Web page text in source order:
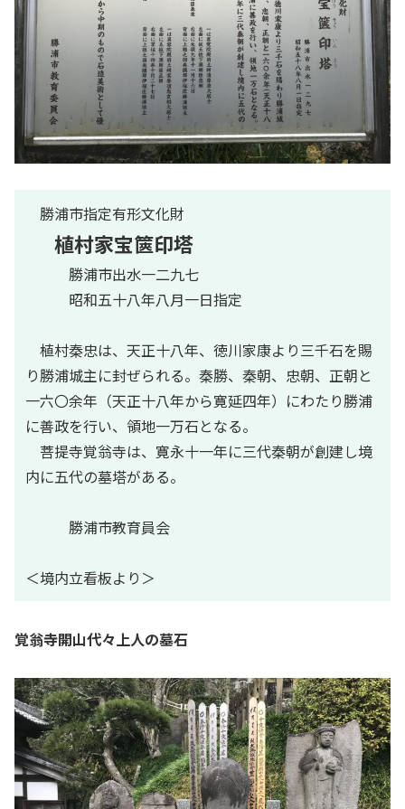
勝浦市指定有形文化財
植村家宝篋印塔
勝浦市出水一二九七
昭和五十八年八月一日指定
植村秦忠は、天正十八年、徳川家康より三千石を賜
り勝浦城主に封ぜられる。秦勝、秦朝、忠朝、正朝と
一六〇余年（天正十八年から寛延四年）にわたり勝浦
に善政を行い、領地一万石となる。
菩提寺覚翁寺は、寛永十一年に三代秦朝が創建し境
内に五代の墓塔がある。
勝浦市教育員会
＜境内立看板より＞
覚翁寺開山代々上人の墓石